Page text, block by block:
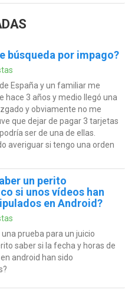
búsqueda por impago?
España y un familiar me
hace 3 años y medio llegó una
y obviamente no me
que dejar de pagar 3 tarjetas
ser de una de ellas.
averiguar si tengo una orden
un perito
si unos vídeos han
en Android?
prueba para un juicio
saber si la fecha y horas de
android han sido